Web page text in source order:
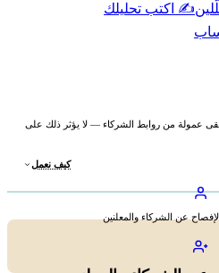
✍️ اكتب تحليلك
عمولة من روابط الشركاء — لا يؤثر ذلك على
كيف نعمل
عن الشركاء والمعلنين